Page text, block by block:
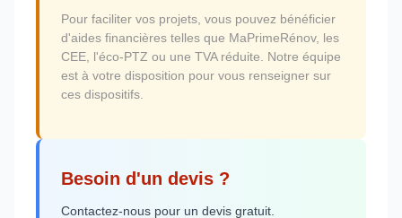
Pour faciliter vos projets, vous pouvez bénéficier
d'aides financières telles que MaPrimeRénov, les
CEE, l'éco-PTZ ou une TVA réduite. Notre équipe
est à votre disposition pour vous renseigner sur
ces dispositifs.
Besoin d'un devis ?
Contactez-nous pour un devis gratuit.